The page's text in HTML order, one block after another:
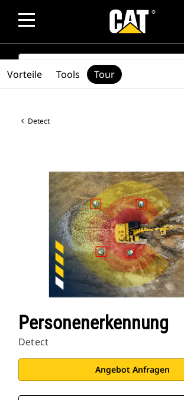
SEARCH
Detect
Personenerkennung
Detect
Angebot Anfragen
Vorteile Tools Tour